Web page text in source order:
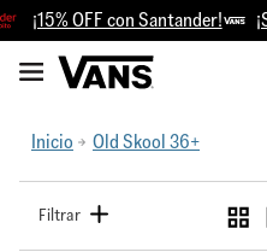
¡15% OFF con Santander!
Inicio Old Skool 36+
Filtrar